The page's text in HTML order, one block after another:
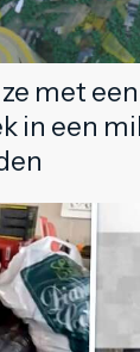
met
in een